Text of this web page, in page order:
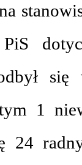
się
1
24